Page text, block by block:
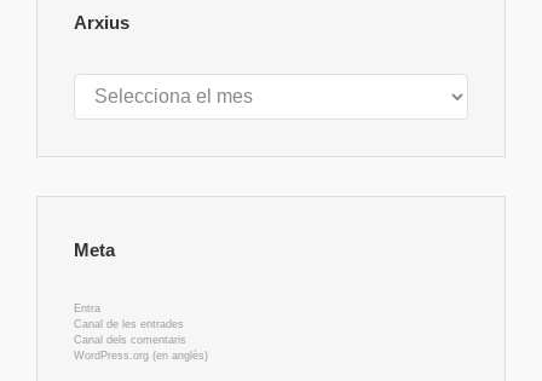
Arxius
Arxius
Meta
Entra
Canal de les entrades
Canal dels comentaris
WordPress.org (en anglès)